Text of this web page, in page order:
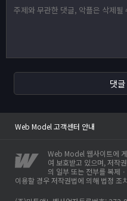
댓
사이트 이전안내
Web Model 고객센터 안내
사이트 이전안내Web Model 웹사이트에
여 보호받고 있으며, 저작
의 일부 또는 전부를 복제
이용할 경우 저작권법에 의해 법정 조